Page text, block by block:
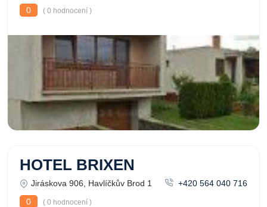
0 ( 0 hodnocení )
HOTEL BRIXEN
Jiráskova 906, Havlíčkův Brod 1
+420 564 040 716
0
( 0 hodnocení )